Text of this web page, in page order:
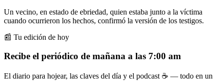
Un vecino, en estado de ebriedad, quien estaba junto a la víctima
cuando ocurrieron los hechos, confirmó la versión de los testigos.
📰 Tu edición de hoy
Recibe el periódico de mañana a las 7:00 am
El diario para hojear, las claves del día y el podcast ☕ — todo en un